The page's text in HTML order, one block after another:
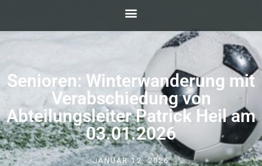
Senioren: Winterwanderung mit
Verabschiedung von
Abteilungsleiter Patrick Heil am
03.01.2026
JANUAR 12, 2026